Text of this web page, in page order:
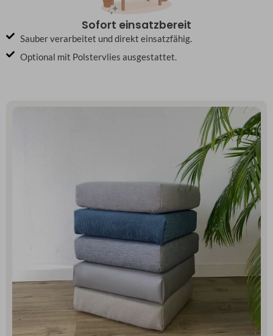
Sofort einsatzbereit
Sauber verarbeitet und direkt einsatzfähig.
Optional mit Polstervlies ausgestattet.